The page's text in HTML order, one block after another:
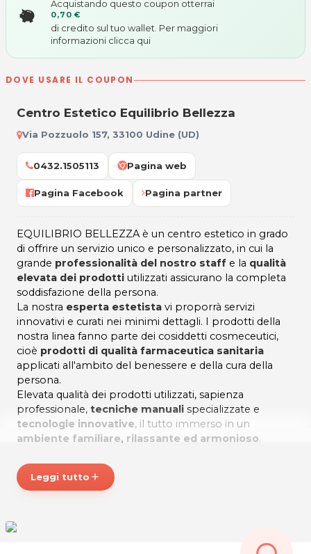
Acquistando questo coupon otterrai
0,70 €
di credito sul tuo wallet. Per maggiori
informazioni clicca qui
DOVE USARE IL COUPON
Centro Estetico Equilibrio Bellezza
Via Pozzuolo 157, 33100 Udine (UD)
0432.1505113 Pagina web
Pagina Facebook Pagina partner
EQUILIBRIO BELLEZZA è un centro estetico in grado
di offrire un servizio unico e personalizzato, in cui la
grande professionalità del nostro staff e la qualità
elevata dei prodotti utilizzati assicurano la completa
soddisfazione della persona.
La nostra esperta estetista vi proporrà servizi
innovativi e curati nei minimi dettagli. I prodotti della
nostra linea fanno parte dei cosiddetti cosmeceutici,
cioè prodotti di qualità farmaceutica sanitaria
applicati all'ambito del benessere e della cura della
persona.
Elevata qualità dei prodotti utilizzati, sapienza
professionale, tecniche manuali specializzate e
tecnologie innovative, il tutto immerso in un
ambiente familiare, rilassante ed armonioso.
EQUILIBRIO BELLEZZA, un nuovo significato di
bellezza!
Leggi tutto add